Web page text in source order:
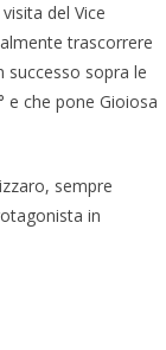
del Vice
trascorrere
successo sopra le
e che pone Gioiosa
sempre
in